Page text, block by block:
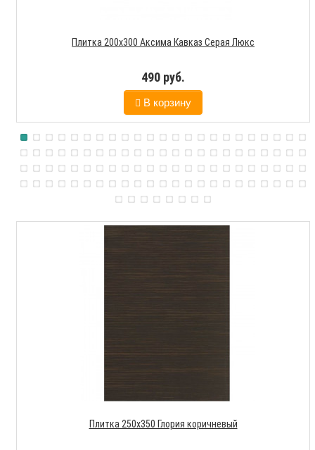
Плитка 200х300 Аксима Кавказ Серая Люкс
490 руб.
В корзину
Плитка 250х350 Глория коричневый